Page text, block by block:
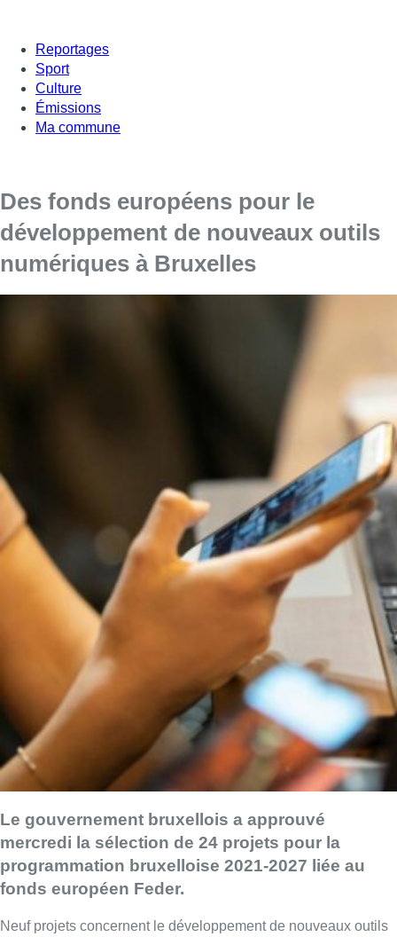
Reportages
Sport
Culture
Émissions
Ma commune
Des fonds européens pour le
développement de nouveaux outils
numériques à Bruxelles
Le gouvernement bruxellois a approuvé
mercredi la sélection de 24 projets pour la
programmation bruxelloise 2021-2027 liée au
fonds européen Feder.
Neuf projets concernent le développement de nouveaux outils